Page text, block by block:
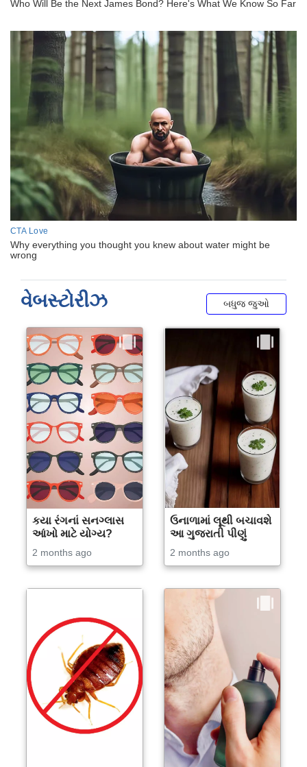
વેબસ્ટોરીઝ બધુજ જુઓ
કયા રંગનાં સનગ્લાસ
આંખો માટે યોગ્ય?
2 months ago
ઉનાળામાં લૂથી બચાવશે
આ ગુજરાતી પીણું
2 months ago